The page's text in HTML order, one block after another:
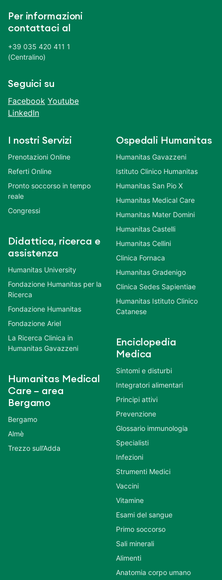
Per informazioni
contattaci al
+39 035 420 411 1
(Centralino)
Seguici su
Facebook Youtube
LinkedIn
I nostri Servizi
Prenotazioni Online
Referti Online
Pronto soccorso in tempo
reale
Congressi
Didattica, ricerca e
assistenza
Humanitas University
Fondazione Humanitas per la
Ricerca
Fondazione Humanitas
Fondazione Ariel
La Ricerca Clinica in
Humanitas Gavazzeni
Humanitas Medical
Care – area
Bergamo
Bergamo
Almè
Trezzo sull’Adda
Ospedali Humanitas
Humanitas Gavazzeni
Istituto Clinico Humanitas
Humanitas San Pio X
Humanitas Medical Care
Humanitas Mater Domini
Humanitas Castelli
Humanitas Cellini
Clinica Fornaca
Humanitas Gradenigo
Clinica Sedes Sapientiae
Humanitas Istituto Clinico
Catanese
Enciclopedia
Medica
Sintomi e disturbi
Integratori alimentari
Principi attivi
Prevenzione
Glossario immunologia
Specialisti
Infezioni
Strumenti Medici
Vaccini
Vitamine
Esami del sangue
Primo soccorso
Sali minerali
Alimenti
Anatomia corpo umano